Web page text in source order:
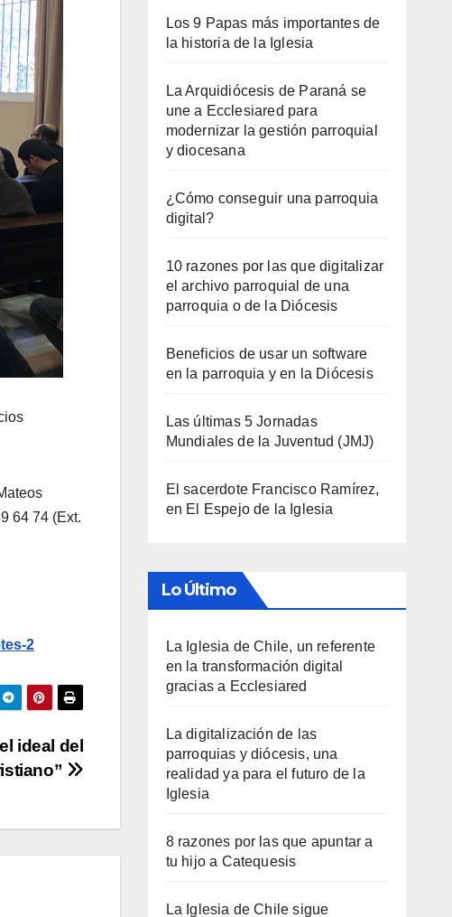
64 74 (Ext.
2
ideal del
Los 9 Papas más importantes de
la historia de la Iglesia
La Arquidiócesis de Paraná se
une a Ecclesiared para
modernizar la gestión parroquial
y diocesana
¿Cómo conseguir una parroquia
digital?
10 razones por las que digitalizar
el archivo parroquial de una
parroquia o de la Diócesis
Beneficios de usar un software
en la parroquia y en la Diócesis
Las últimas 5 Jornadas
Mundiales de la Juventud (JMJ)
El sacerdote Francisco Ramírez,
en El Espejo de la Iglesia
Lo Último
La Iglesia de Chile, un referente
en la transformación digital
gracias a Ecclesiared
La digitalización de las
parroquias y diócesis, una
realidad ya para el futuro de la
Iglesia
8 razones por las que apuntar a
tu hijo a Catequesis
La Iglesia de Chile sigue